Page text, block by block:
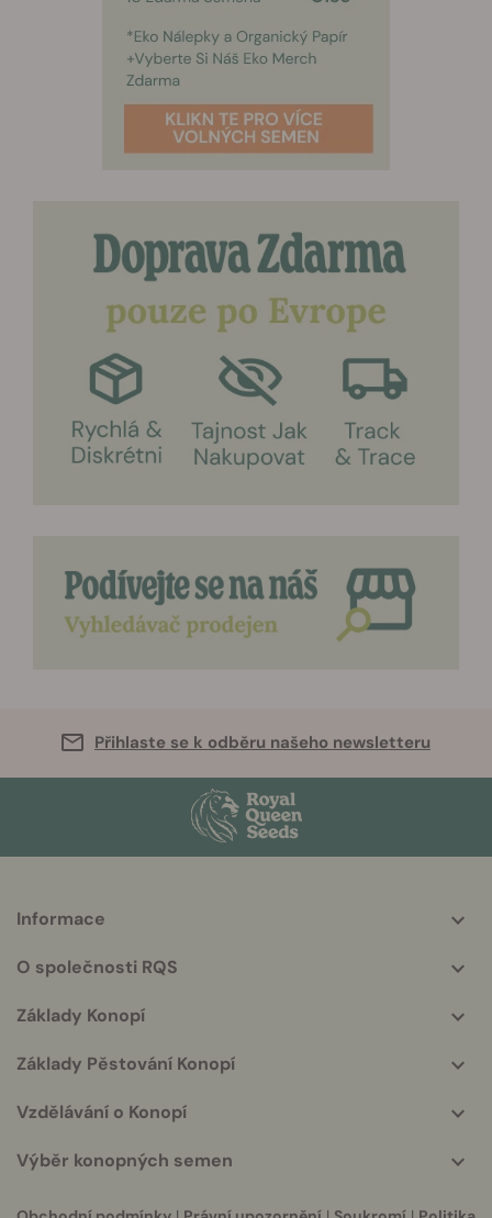
Přihlaste se k odběru našeho newsletteru
More
info
Informace
O společnosti RQS
Základy Konopí
Základy Pěstování Konopí
Vzdělávání o Konopí
Výběr konopných semen